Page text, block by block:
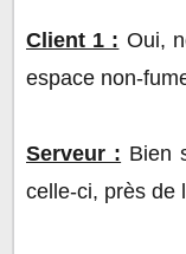
Client 1 : Oui,
espace non-
Serveur : Bien
celle-ci, près de